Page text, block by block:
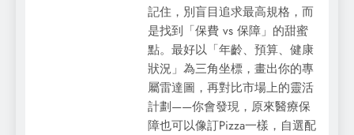
記住，別盲目追求最高規格，而
是找到「保費 vs 保障」的甜蜜
點。最好以「年齡、預算、健康
狀況」為三角坐標，畫出你的專
屬雷達圖，再對比市場上的靈活
計劃——你會發現，原來醫療保
障也可以像訂Pizza一樣，自選配